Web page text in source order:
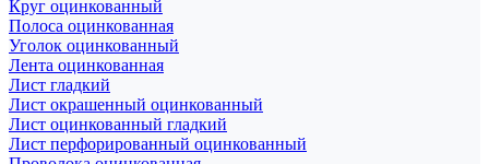
Круг оцинкованный
Полоса оцинкованная
Уголок оцинкованный
Лента оцинкованная
Лист гладкий
Лист окрашенный оцинкованный
Лист оцинкованный гладкий
Лист перфорированный оцинкованный